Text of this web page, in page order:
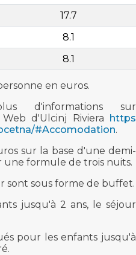
17.7
8.1
8.1
en euros.
d'informations sur
d'Ulcinj Riviera https
#Accomodation.
sur la base d'une demi-
une formule de trois nuits.
sont sous forme de buffet.
jusqu'à 2 ans, le séjour
pour les enfants jusqu'à